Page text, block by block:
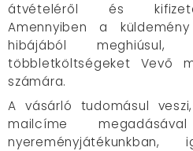
átvételéről és
Amennyiben a
hibájából
többletköltségeket Vevő
számára.
A vásárló tudomásul
mailcíme